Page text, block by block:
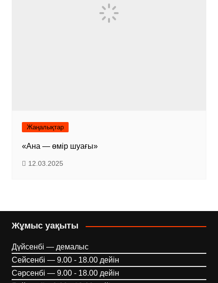
Жаңалықтар
«Ана — өмір шуағы»
12.03.2025
Жұмыс уақыты
Дүйсенбі — демалыс
Сейсенбі — 9.00 - 18.00 дейін
Сәрсенбі — 9.00 - 18.00 дейін